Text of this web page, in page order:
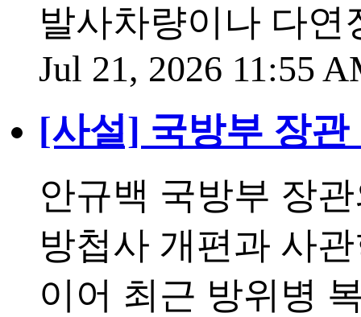
발사차량이나 다
Jul 21, 2026 11:55
[사설] 국방부 장
안규백 국방부 장
방첩사 개편과 사
이어 최근 방위병